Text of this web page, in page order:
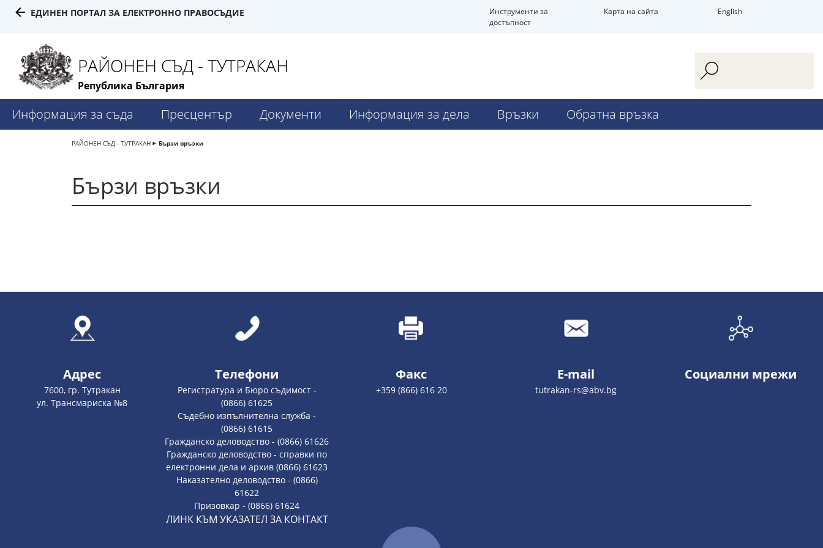
ЕДИНЕН ПОРТАЛ ЗА ЕЛЕКТРОННО ПРАВОСЪДИЕ
Инструменти за
достъпност
Карта на сайта English
РАЙОНЕН СЪД - ТУТРАКАН
Република България
Информация за съда Пресцентър Документи Информация за дела Връзки Обратна връзка
РАЙОНЕН СЪД - ТУТРАКАН Бързи връзки
Бързи връзки
Адрес
7600, гр. Тутракан
ул. Трансмариска №8
Телефони
Регистратура и Бюро съдимост -
(0866) 61625
Съдебно изпълнителна служба -
(0866) 61615
Гражданско деловодство - (0866) 61626
Гражданско деловодство - справки по
електронни дела и архив (0866) 61623
Наказателно деловодство - (0866)
61622
Призовкар - (0866) 61624
ЛИНК КЪМ УКАЗАТЕЛ ЗА КОНТАКТ
Факс
+359 (866) 616 20
E-mail
tutrakan-rs@abv.bg
Социални мрежи